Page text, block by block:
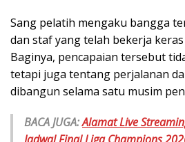
Sang pelatih mengaku bangga
dan staf yang telah bekerja
Baginya, pencapaian tersebut
tetapi juga tentang perjalanan
dibangun selama satu musim
BACA JUGA:Alamat Live